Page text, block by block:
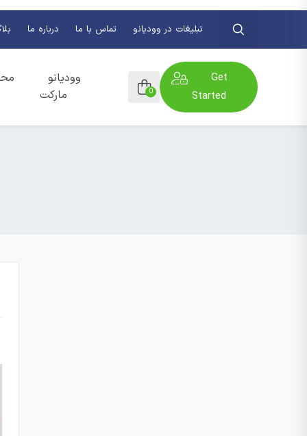
درباره ما تماس با ما تبلیغات در وودیانو
وودیانو
مارکت
0
Get
Started